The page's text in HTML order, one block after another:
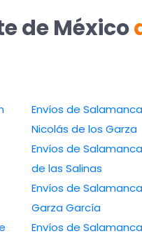
de México
Envíos de
Nicolás de los Garza
Envíos de
de las Salinas
Envíos de
Garza García
Envíos de